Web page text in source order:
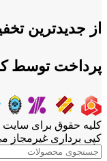
از جدیدترین
پرداخت توسط
کلیه حقوق برای سایت
کپی برداری غیرمجاز